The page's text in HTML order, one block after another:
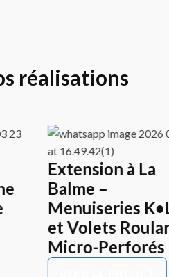
réalisations
Extension à La
Balme –
Menuiseries
et Volets
Micro-Perforés